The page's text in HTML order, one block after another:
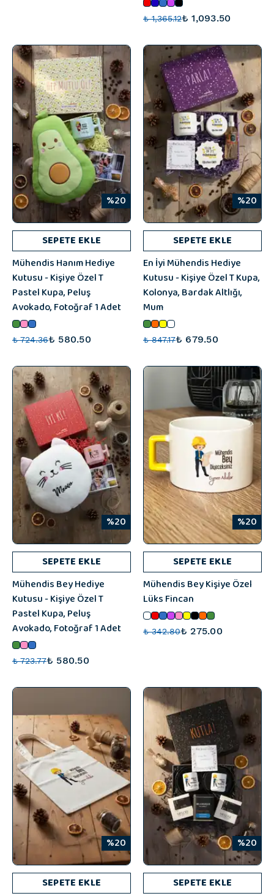
₺ 1,365.12₺ 1,093.50
%20
SEPETE EKLE
Mühendis Hanım Hediye
Kutusu - Kişiye Özel T
Pastel Kupa, Peluş
Avokado, Fotoğraf 1 Adet
₺ 724.36₺ 580.50
%20
SEPETE EKLE
En İyi Mühendis Hediye
Kutusu - Kişiye Özel T Kupa,
Kolonya, Bardak Altlığı,
Mum
₺ 847.17₺ 679.50
%20
SEPETE EKLE
Mühendis Bey Hediye
Kutusu - Kişiye Özel T
Pastel Kupa, Peluş
Avokado, Fotoğraf 1 Adet
₺ 723.77₺ 580.50
%20
SEPETE EKLE
Mühendis Bey Kişiye Özel
Lüks Fincan
₺ 342.80₺ 275.00
%20
SEPETE EKLE
%20
SEPETE EKLE